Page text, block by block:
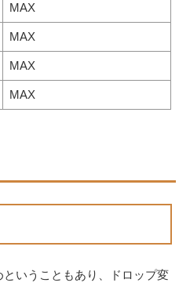
MAX
MAX
MAX
MAX
いうこともあり、ドロップ変